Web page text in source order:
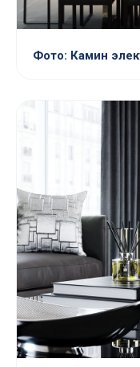
Фото: Камин